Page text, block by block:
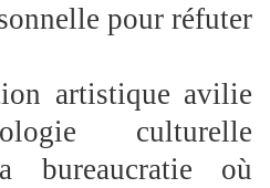
pour réfuter
artistique avilie
culturelle
bureaucratie où